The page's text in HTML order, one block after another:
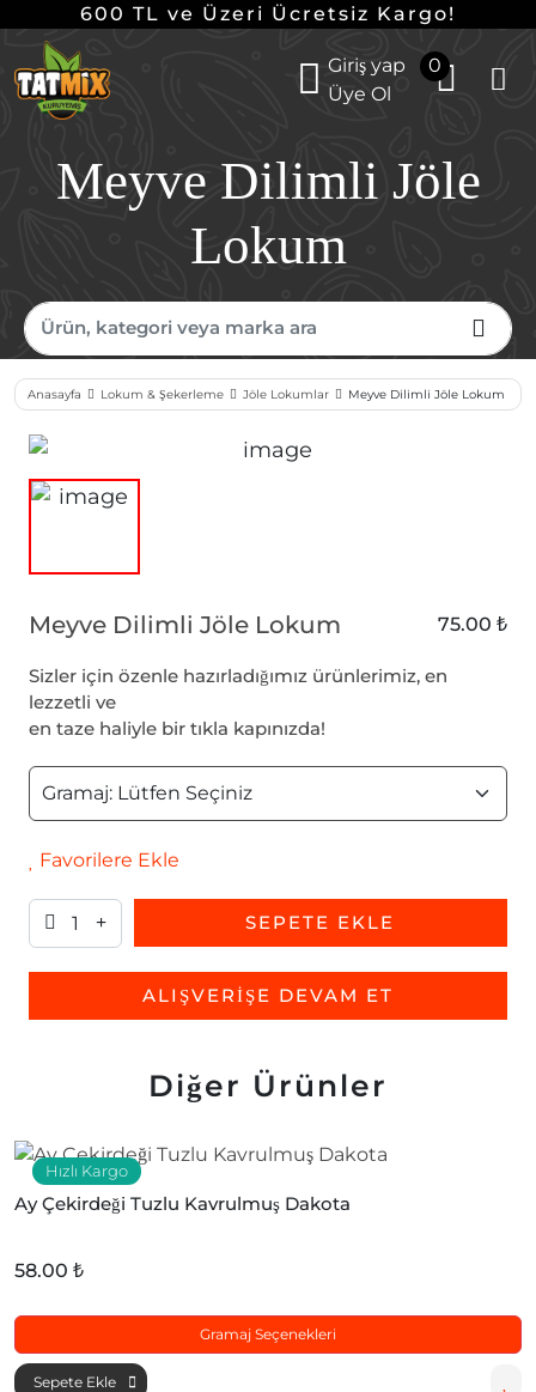
600 TL ve Üzeri Ücretsiz Kargo!
Giriş yap
Üye Ol
0
Meyve Dilimli Jöle
Lokum
Anasayfa Lokum & Şekerleme Jöle Lokumlar Meyve Dilimli Jöle Lokum
Meyve Dilimli Jöle Lokum 75.00 ₺
Sizler için özenle hazırladığımız ürünlerimiz, en
lezzetli ve
en taze haliyle bir tıkla kapınızda!
Favorilere Ekle
SEPETE EKLE
ALIŞVERİŞE DEVAM ET
Diğer Ürünler
Hızlı Kargo
Ay Çekirdeği Tuzlu Kavrulmuş Dakota
58.00 ₺
Gramaj Seçenekleri
Sepete Ekle